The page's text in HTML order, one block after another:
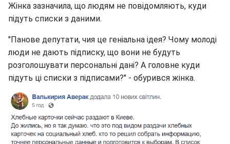
Жінка зазначила, що людям не повідомляють, куди
підуть списки з даними.
"Панове депутати, чия це геніальна ідея? Чому молоді
люди не дають підписку, що вони не будуть
розголошувати персональні дані? А головне куди
підуть ці списки з підписами?" - обурився жінка.